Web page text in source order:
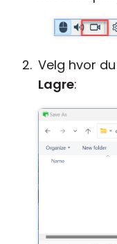
Velg hvor
Lagre: